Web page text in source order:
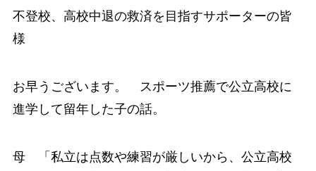
不登校、高校中退の救済を目指すサポーターの皆
様
お早うございます。 スポーツ推薦で公立高校に
進学して留年した子の話。
母 「私立は点数や練習が厳しいから、公立高校